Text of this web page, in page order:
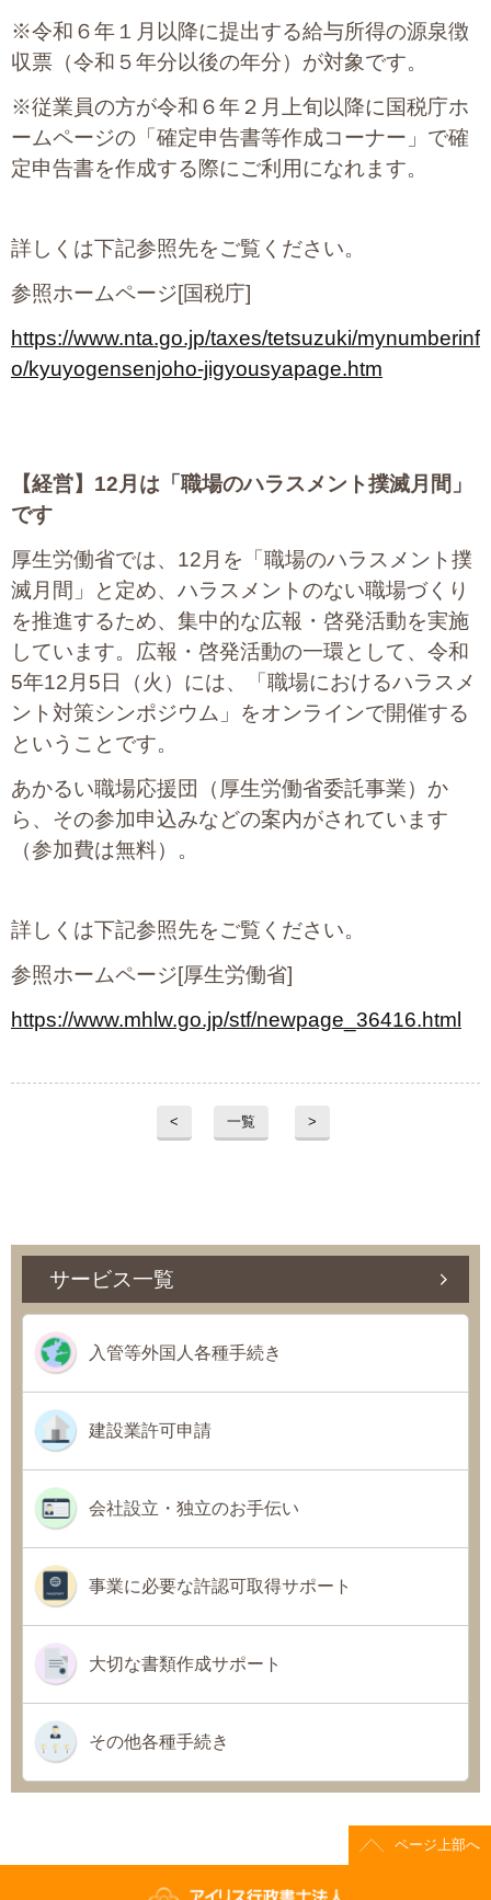
※令和６年１月以降に提出する給与所得の源泉徴
収票（令和５年分以後の年分）が対象です。
※従業員の方が令和６年２月上旬以降に国税庁ホ
ームページの「確定申告書等作成コーナー」で確
定申告書を作成する際にご利用になれます。
詳しくは下記参照先をご覧ください。
参照ホームページ[国税庁]
https://www.nta.go.jp/taxes/tetsuzuki/mynumberinf
o/kyuyogensenjoho-jigyousyapage.htm
【経営】 12月は「職場のハラスメント撲滅月間」
です
厚生労働省では、12月を「職場のハラスメント撲
滅月間」と定め、ハラスメントのない職場づくり
を推進するため、集中的な広報・啓発活動を実施
しています。広報・啓発活動の一環として、令和
5年12月5日（火）には、「職場におけるハラスメ
ント対策シンポジウム」をオンラインで開催する
ということです。
あかるい職場応援団（厚生労働省委託事業）か
ら、その参加申込みなどの案内がされています
（参加費は無料）。
詳しくは下記参照先をご覧ください。
参照ホームページ[厚生労働省]
https://www.mhlw.go.jp/stf/newpage_36416.html
< 一覧 >
サービス一覧
入管等外国人各種手続き
建設業許可申請
会社設立・独立のお手伝い
事業に必要な許認可取得サポート
大切な書類作成サポート
その他各種手続き
ページ上部へ